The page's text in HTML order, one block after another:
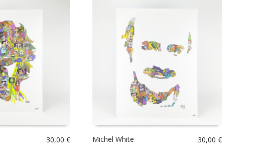
30,00 € Michel White 30,00€